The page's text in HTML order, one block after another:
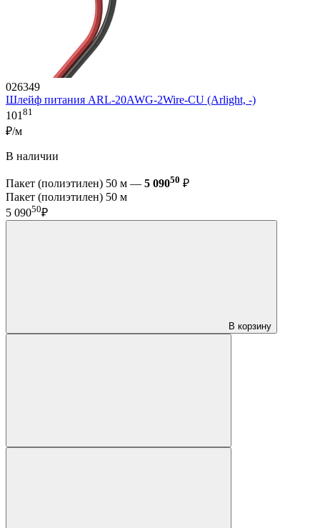
026349
Шлейф питания ARL-20AWG-2Wire-CU (Arlight, -)
10181
₽/м
В наличии
Пакет (полиэтилен) 50 м — 5 09050 ₽
Пакет (полиэтилен) 50 м
5 09050₽
В корзину